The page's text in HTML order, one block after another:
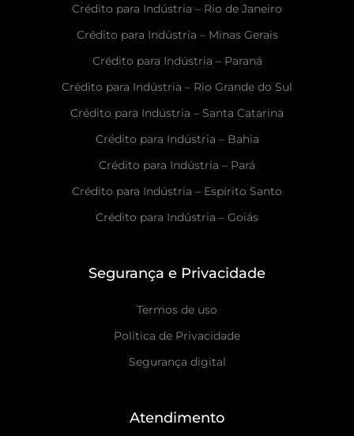
Crédito para Indústria – Rio de Janeiro
Crédito para Indústria – Minas Gerais
Crédito para Indústria – Paraná
Crédito para Indústria – Rio Grande do Sul
Crédito para Indústria – Santa Catarina
Crédito para Indústria – Bahia
Crédito para Indústria – Pará
Crédito para Indústria – Espírito Santo
Crédito para Indústria – Goiás
Segurança e Privacidade
Termos de uso
Política de Privacidade
Segurança digital
Atendimento